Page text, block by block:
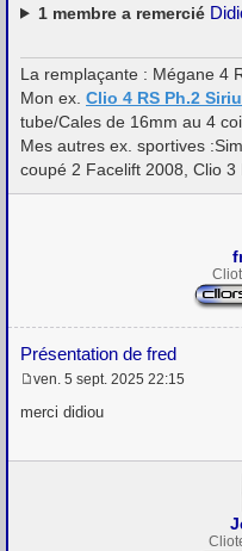
1membre a remercié
La remplaçante : Mégane 4
Mon ex. Clio 4 RS Ph.2
tube/Cales de 16mm au 4
Mes autres ex. sportives
coupé 2 Facelift 2008, Clio 3
Présentation de fred
e
a
ven. 5 sept. 2025 22:15
merci didiou